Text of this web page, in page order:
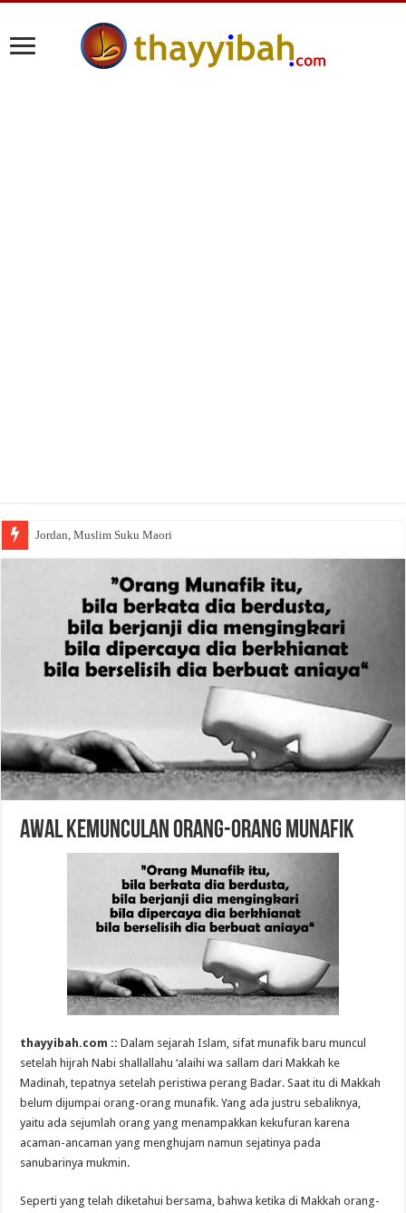
Jordan, Muslim Suku Maori
Awal Kemunculan Orang-Orang Munafik
thayyibah.com ::Dalam sejarah Islam, sifat munafik baru muncul
setelah hijrah Nabi shallallahu ‘alaihi wa sallam dari Makkah ke
Madinah, tepatnya setelah peristiwa perang Badar. Saat itu di Makkah
belum dijumpai orang-orang munafik. Yang ada justru sebaliknya,
yaitu ada sejumlah orang yang menampakkan kekufuran karena
acaman-ancaman yang menghujam namun sejatinya pada
sanubarinya mukmin.
Seperti yang telah diketahui bersama, bahwa ketika di Makkah orang-